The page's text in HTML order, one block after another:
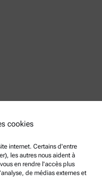
cookies
internet. Certains d'entre
les autres nous aident à
en rendre l'accès plus
de médias externes et